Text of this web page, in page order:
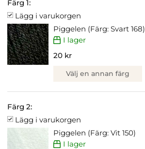
Färg 1:
Lägg i varukorgen
Piggelen (Färg: Svart 168)
I lager
20 kr
Välj en annan färg
Färg 2:
Lägg i varukorgen
Piggelen (Färg: Vit 150)
I lager